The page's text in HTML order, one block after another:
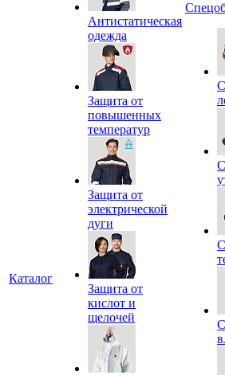
Каталог
Антистатическая
одежда
Защита от
повышенных
температур
Защита от
электрической
дуги
Защита от
кислот и
щелочей